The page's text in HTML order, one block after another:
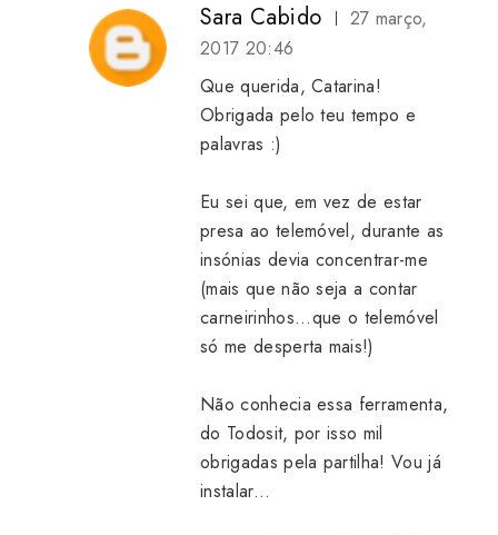
Sara Cabido
27 março,
2017 20:46
Que querida, Catarina!
Obrigada pelo teu tempo e
palavras :)
Eu sei que, em vez de estar
presa ao telemóvel, durante as
insónias devia concentrar-me
(mais que não seja a contar
carneirinhos...que o telemóvel
só me desperta mais!)
Não conhecia essa ferramenta,
do Todosit, por isso mil
obrigadas pela partilha! Vou já
instalar...